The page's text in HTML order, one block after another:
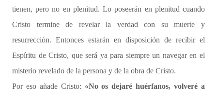
tienen, pero no en plenitud. Lo poseerán en plenitud cuando
Cristo termine de revelar la verdad con su muerte y
resurrección. Entonces estarán en disposición de recibir el
Espíritu de Cristo, que será ya para siempre un navegar en el
misterio revelado de la persona y de la obra de Cristo.
Por eso añade Cristo: «No os dejaré huérfanos, volveré a